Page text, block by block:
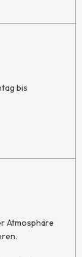
bis
Atmosphäre